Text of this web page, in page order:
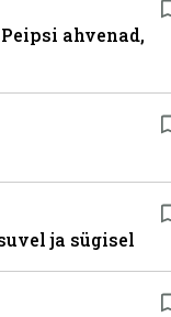
ahvenad,
ja sügisel